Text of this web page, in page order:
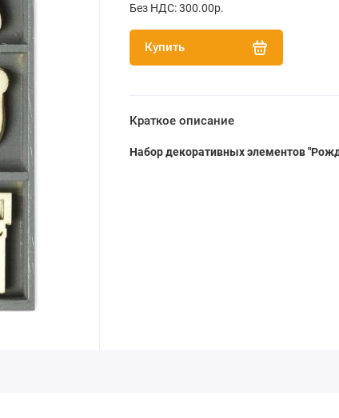
Без НДС: 300.00р.
Купить
Краткое описание
Набор декоративных элементов